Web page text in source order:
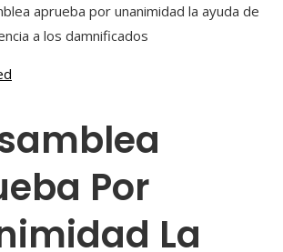
aprueba por unanimidad la ayuda de
a los damnificados
Por
La